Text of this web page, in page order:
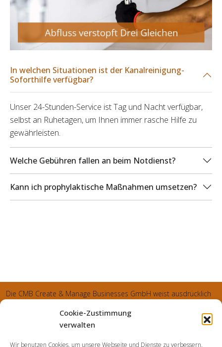
Cookie-Zustimmung
verwalten
Wir benutzen Cookies, um unsere Webseite und Dienste zu verbessern.
In welchen Situationen ist der Kanalreinigung-
Soforthilfe verfügbar?
Unser 24-Stunden-Service ist Tag und Nacht verfügbar,
selbst an Ruhetagen, um Ihnen immer rasche Hilfe zu
gewährleisten.
Welche Gebühren fallen an beim Notdienst?
Kann ich prophylaktische Maßnahmen umsetzen?
Die CMB Create & Manage Businesses GmbH weist ausdrücklich
und sämtliche generierte Aufträge an die SecuPart GmbH